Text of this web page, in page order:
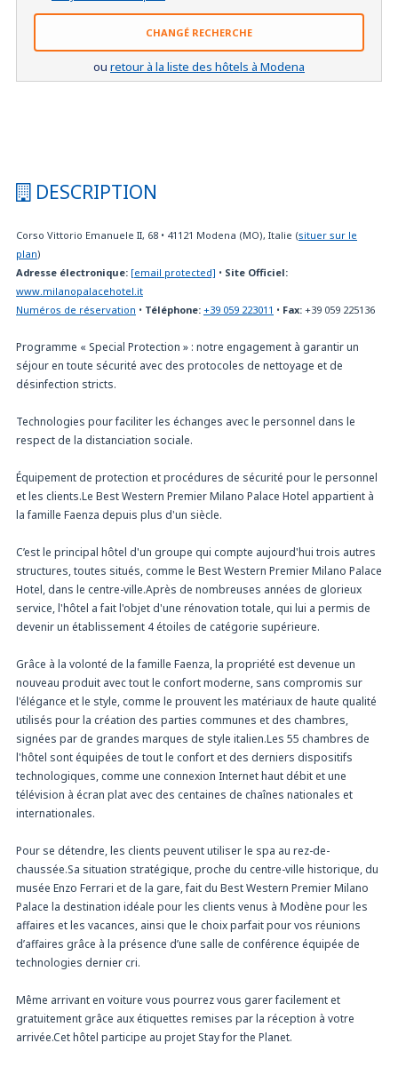
CHANGÉ RECHERCHE
ou retour à la liste des hôtels à Modena
DESCRIPTION
Corso Vittorio Emanuele II, 68 • 41121 Modena (MO), Italie (situer sur le
plan)
Adresse électronique: [email protected] • Site Officiel:
www.milanopalacehotel.it
Numéros de réservation • Téléphone: +39 059 223011 • Fax: +39 059 225136
Programme « Special Protection » : notre engagement à garantir un
séjour en toute sécurité avec des protocoles de nettoyage et de
désinfection stricts.
Technologies pour faciliter les échanges avec le personnel dans le
respect de la distanciation sociale.
Équipement de protection et procédures de sécurité pour le personnel
et les clients.Le Best Western Premier Milano Palace Hotel appartient à
la famille Faenza depuis plus d'un siècle.
C’est le principal hôtel d'un groupe qui compte aujourd'hui trois autres
structures, toutes situés, comme le Best Western Premier Milano Palace
Hotel, dans le centre-ville.Après de nombreuses années de glorieux
service, l'hôtel a fait l'objet d'une rénovation totale, qui lui a permis de
devenir un établissement 4 étoiles de catégorie supérieure.
Grâce à la volonté de la famille Faenza, la propriété est devenue un
nouveau produit avec tout le confort moderne, sans compromis sur
l'élégance et le style, comme le prouvent les matériaux de haute qualité
utilisés pour la création des parties communes et des chambres,
signées par de grandes marques de style italien.Les 55 chambres de
l'hôtel sont équipées de tout le confort et des derniers dispositifs
technologiques, comme une connexion Internet haut débit et une
télévision à écran plat avec des centaines de chaînes nationales et
internationales.
Pour se détendre, les clients peuvent utiliser le spa au rez-de-
chaussée.Sa situation stratégique, proche du centre-ville historique, du
musée Enzo Ferrari et de la gare, fait du Best Western Premier Milano
Palace la destination idéale pour les clients venus à Modène pour les
affaires et les vacances, ainsi que le choix parfait pour vos réunions
d’affaires grâce à la présence d’une salle de conférence équipée de
technologies dernier cri.
Même arrivant en voiture vous pourrez vous garer facilement et
gratuitement grâce aux étiquettes remises par la réception à votre
arrivée.Cet hôtel participe au projet Stay for the Planet.